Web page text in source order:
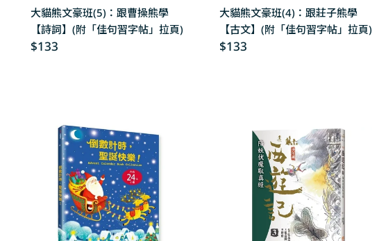
大貓熊文豪班(5)：跟曹操熊學
【詩詞】(附「佳句習字帖」拉頁)
Regular
$133
大貓熊文豪班(4)：跟莊子熊學
【古文】(附「佳句習字帖」拉頁)
Regular
$133